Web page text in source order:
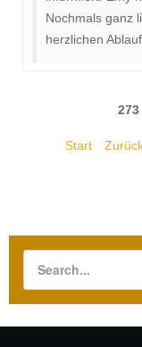
Nochmals ganz
herzlichen
Start